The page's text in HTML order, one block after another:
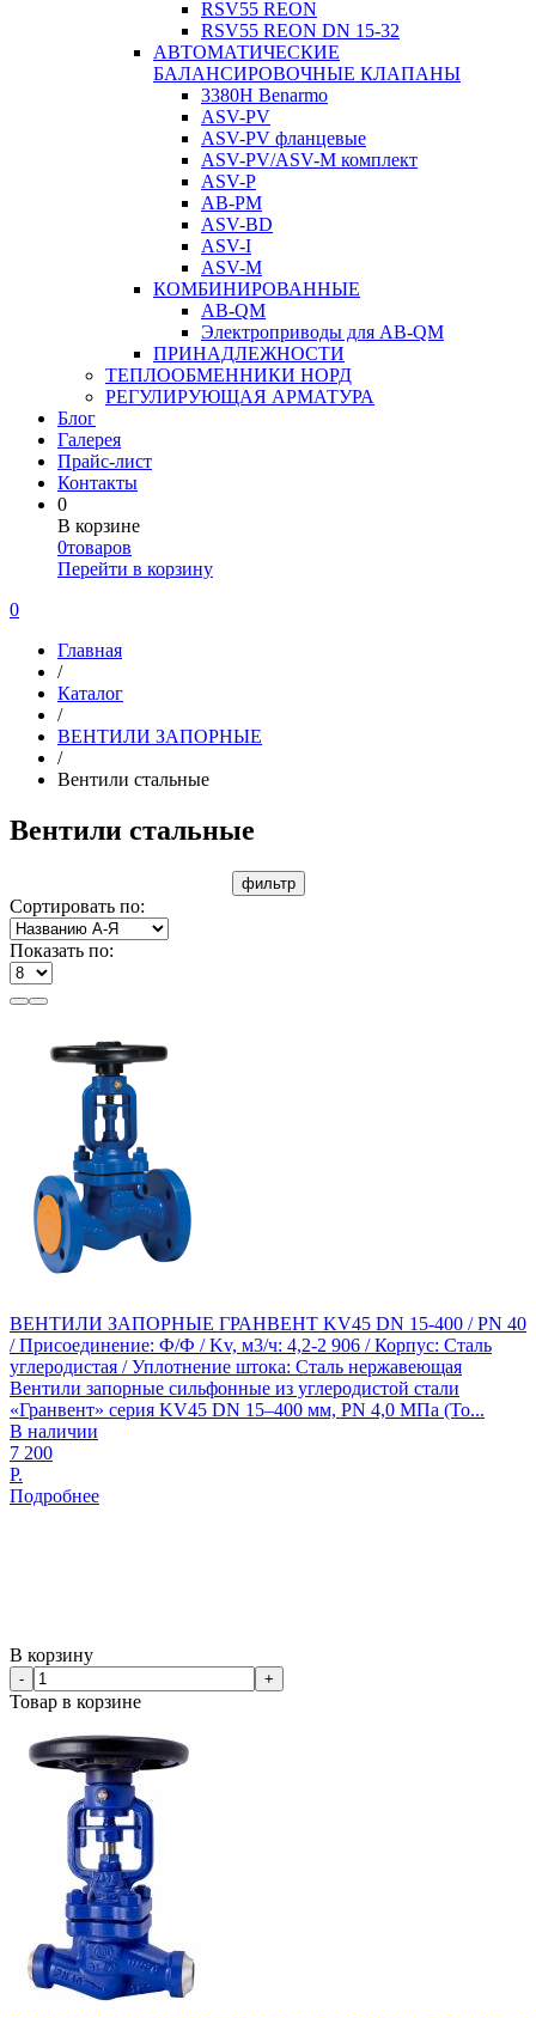
RSV55 REON
RSV55 REON DN 15-32
АВТОМАТИЧЕСКИЕ
БАЛАНСИРОВОЧНЫЕ КЛАПАНЫ
3380H Benarmo
ASV-PV
ASV-PV фланцевые
ASV-PV/ASV-M комплект
ASV-P
AB-PM
ASV-BD
ASV-I
ASV-M
КОМБИНИРОВАННЫЕ
AB-QM
Электроприводы для AB-QM
ПРИНАДЛЕЖНОСТИ
ТЕПЛООБМЕННИКИ НОРД
РЕГУЛИРУЮЩАЯ АРМАТУРА
Блог
Галерея
Прайс-лист
Контакты
0
В корзине
0товаров
Перейти в корзину
0
Главная
/
Каталог
/
ВЕНТИЛИ ЗАПОРНЫЕ
/
Вентили стальные
Вентили стальные
фильтр
Сортировать по:
Показать по:
ВЕНТИЛИ ЗАПОРНЫЕ ГРАНВЕНТ KV45 DN 15-400 / PN 40
/ Присоединение: Ф/Ф / Kv, м3/ч: 4,2-2 906 / Корпус: Сталь
углеродистая / Уплотнение штока: Сталь нержавеющая
Вентили запорные сильфонные из углеродистой стали
«Гранвент» серия KV45 DN 15–400 мм, PN 4,0 МПа (То...
В наличии
7 200
Р.
Подробнее
В корзину
- +
Товар в корзине